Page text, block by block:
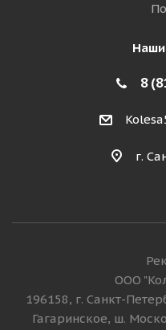
8
г.
ООО
196158, г. Санкт-
Гагаринское, ш.